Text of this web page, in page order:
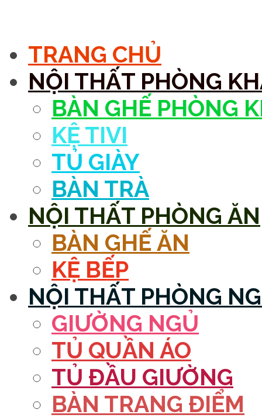
TRANG CHỦ
NỘI THẤT PHÒNG
BÀN GHẾ PHÒNG
KỆ TIVI
TỦ GIÀY
BÀN TRÀ
NỘI THẤT PHÒNG ĂN
BÀN GHẾ ĂN
KỆ BẾP
NỘI THẤT PHÒNG
GIƯỜNG NGỦ
TỦ QUẦN ÁO
TỦ ĐẦU GIƯỜNG
BÀN TRANG ĐIỂM